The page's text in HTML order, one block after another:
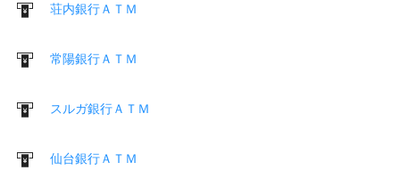
荘内銀行ＡＴＭ
常陽銀行ＡＴＭ
スルガ銀行ＡＴＭ
仙台銀行ＡＴＭ